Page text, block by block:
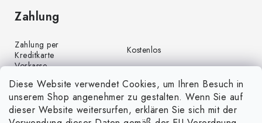
Diese Website verwendet Cookies, um Ihren Besuch in
unserem Shop angenehmer zu gestalten. Wenn Sie auf
dieser Website weitersurfen, erklären Sie sich mit der
Zahlung
Zahlung per
Kreditkarte
Kostenlos
Vorkasse
Zahlung per PayPal
Kostenlos
Nachnahme
€4,00